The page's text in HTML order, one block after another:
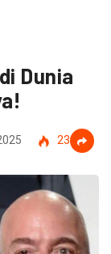
Dunia
239